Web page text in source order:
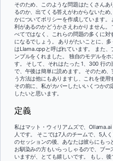
そのため、このような問題はたくさん
るのか、出てくる答えがわからないた
かについてポリシーを作成しています
利があるのかどうかさえわかりません
べてではなく、これらの問題の多くに
になるでしょう。 ありがたいことに、
はLlama.cppと呼ばれています。 また
ンプルをくれました。 独自のモデルを
す。 そして、それはたった 1、300 行
で、午後は簡単に読めます。 そのため
う方法は他にもありますし、これを使用
その前に、私がカバーしたいいくつか
したいと思います。
定義
私はマット・ウィリアムズで、
人です。 そこでは7人のチームで、5人
のセッションの後、あなたは彼らにもっ
お馴染みの方もいらっしゃるので、ブ
いますが、とても嬉しいです。 もし、